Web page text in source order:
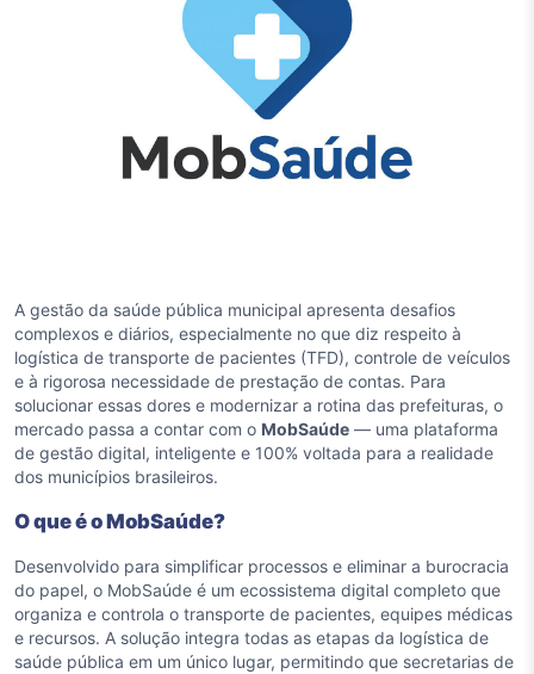
A gestão da saúde pública municipal apresenta desafios
complexos e diários, especialmente no que diz respeito à
logística de transporte de pacientes (TFD), controle de veículos
e à rigorosa necessidade de prestação de contas. Para
solucionar essas dores e modernizar a rotina das prefeituras, o
mercado passa a contar com o MobSaúde — uma plataforma
de gestão digital, inteligente e 100% voltada para a realidade
dos municípios brasileiros.
O que é o MobSaúde?
Desenvolvido para simplificar processos e eliminar a burocracia
do papel, o MobSaúde é um ecossistema digital completo que
organiza e controla o transporte de pacientes, equipes médicas
e recursos. A solução integra todas as etapas da logística de
saúde pública em um único lugar, permitindo que secretarias de